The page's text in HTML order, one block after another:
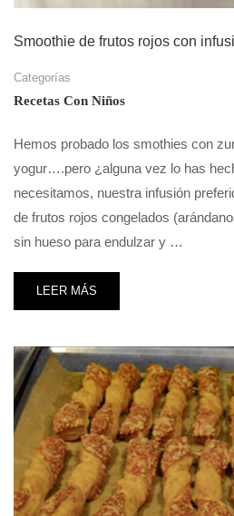
Smoothie de frutos rojos con
Categorías
Recetas Con Niños
Hemos probado los smothies con
yogur….pero ¿alguna vez lo has
necesitamos, nuestra infusión
de frutos rojos congelados
sin hueso para endulzar y …
LEER MÁS